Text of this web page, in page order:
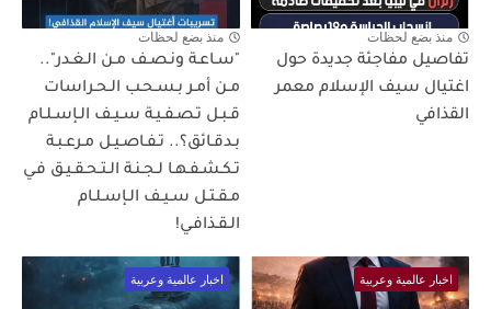
منذ بضع لحظات
تفاصيل مفاجئة جديدة حول
اغتيال سيف الإسلام معمر
القذافي
منذ بضع لحظات
"سـاعـة ونـصـف مـن الـغـدر"..
مـن أمـر بـسـحـب الـحـراسات
قـبـل تـصـفـيـة سـيـف الـإسـلـام
بـدقـائق؟.. تـفـاصـيـل مـرعـبـة
تـكـشـفـهـا لـجـنـة الـتـحـقـيـق فـي
مـقـتـل سـيـف الـإسـلـام
الـقـذافـي!
اخبار عالمية وعربية اخبار عالمية وعربية